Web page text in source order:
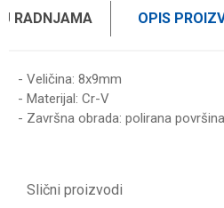
RADNJAMA OPIS
- Veličina: 8x9mm
- Materijal: Cr-V
- Završna obrada: polirana površina
Slični proizvodi